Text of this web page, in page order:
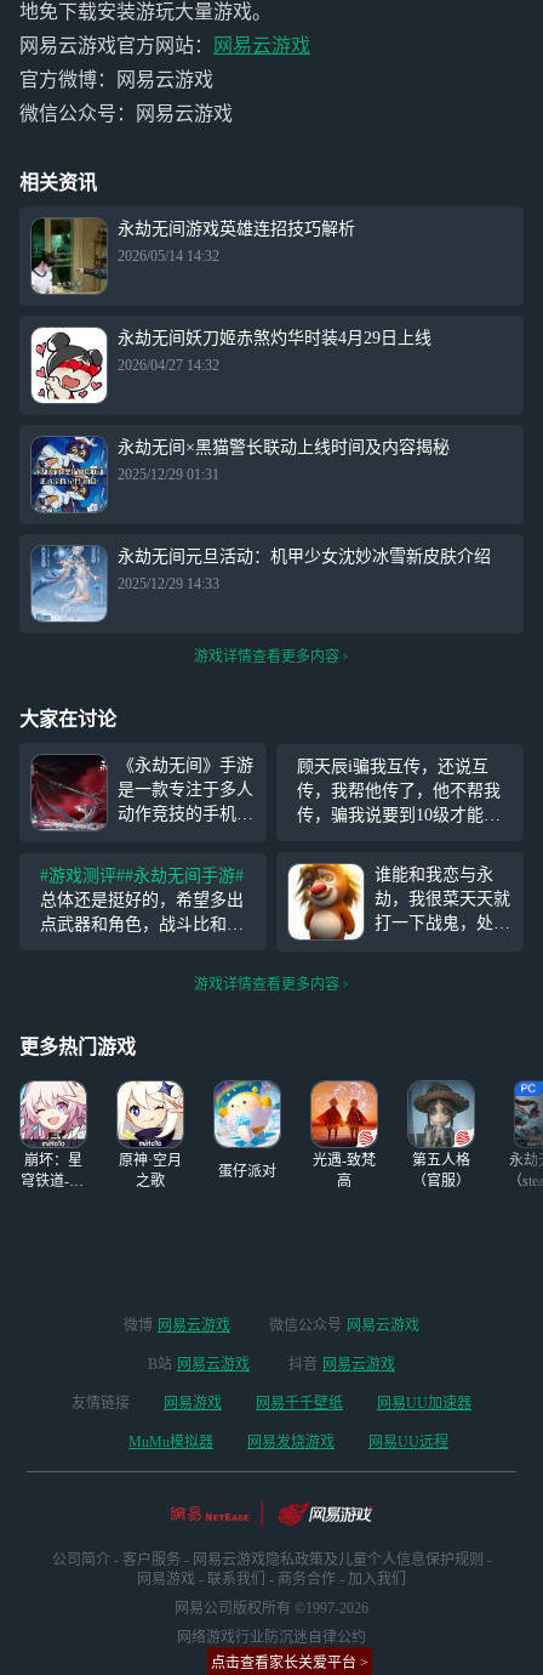
地免下载安装游玩大量游戏。
网易云游戏官方网站：
网易云游戏
官方微博：网易云游戏
微信公众号：网易云游戏
相关资讯
永劫无间游戏英雄连招技巧解析
2026/05/14 14:32
永劫无间妖刀姬赤煞灼华时装4月29日上线
2026/04/27 14:32
永劫无间×黑猫警长联动上线时间及内容揭秘
2025/12/29 01:31
永劫无间元旦活动：机甲少女沈妙冰雪新皮肤介绍
2025/12/29 14:33
游戏详情查看更多内容
大家在讨论
《永劫无间》手游
是一款专注于多人
动作竞技的手机游
上线以来已经在全
球范围内引起了轰
动，打破了国产买
断制游戏的销量纪
《永劫无间》手游
公测。公测后，玩
家将有机
顾天辰i骗我互传，还说互
传，我帮他传了，他不帮我
传，骗我说要到10级才能
了，后来又改名陈猖生，改
名有用吗？我现在那里一直
显示你的名字，死骗子，看
到都恶心，想把我的帐号注
#游戏测评##永劫无间手游#
总体还是挺好的，希望多出
点武器和角色，战斗比和平
排，阔刀乱转 目前敌人标记
谁能和我恋与永
劫，我很菜天天就
打一下战鬼，处个
天饿九顿，玩永劫
你在前面打我在后
面偷偷蓄力请你吃
处决
游戏详情查看更多内容
更多热门游戏
崩坏：星
穹铁道-4.4
原神·空月
之歌
蛋仔派对
光遇-致梵
高
第五人格
（官服）
永劫
（
微博 网易云游戏 微信公众号 网易云游戏
B站 网易云游戏 抖音 网易云游戏
友情链接 网易游戏 网易千千壁纸 网易UU加速器
MuMu模拟器 网易发烧游戏 网易UU远程
公司简介 - 客户服务 - 网易云游戏隐私政策及儿童个人信息保护规则 -
网易游戏 - 联系我们 - 商务合作 - 加入我们
网易公司版权所有 ©1997-2026
网络游戏行业防沉迷自律公约
点击查看家长关爱平台 >